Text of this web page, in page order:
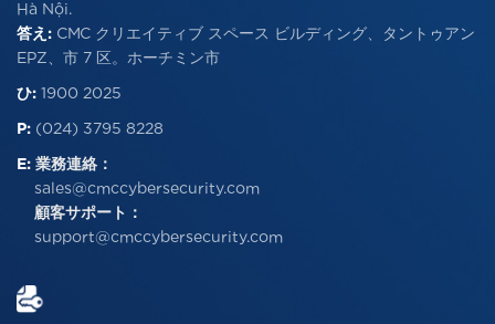
Hà Nội.
答え: CMC クリエイティブ スペース ビルディング、タントゥアン
EPZ、市 7 区。ホーチミン市
ひ: 1900 2025
P: (024) 3795 8228
E: 業務連絡：
sales@cmccybersecurity.com
顧客サポート：
support@cmccybersecurity.com